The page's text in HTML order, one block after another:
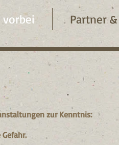
vorbei Partner
zur Kenntnis: